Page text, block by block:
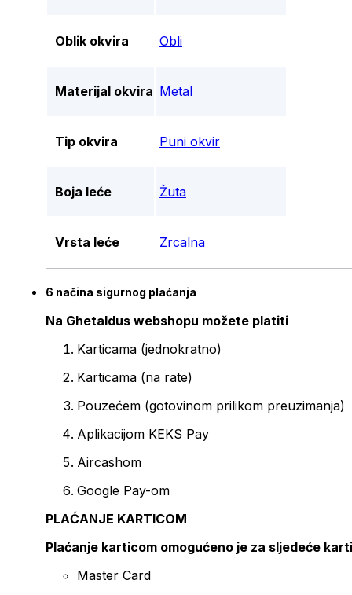
Oblik okvira Obli
Materijal okvira Metal
Tip okvira Puni okvir
Boja leće Žuta
Vrsta leće Zrcalna
6 načina sigurnog plaćanja
Na Ghetaldus webshopu možete platiti
Karticama (jednokratno)
Karticama (na rate)
Pouzećem (gotovinom prilikom preuzimanja)
Aplikacijom KEKS Pay
Aircashom
Google Pay-om
PLAĆANJE KARTICOM
Plaćanje karticom omogućeno je za sljedeće
Master Card